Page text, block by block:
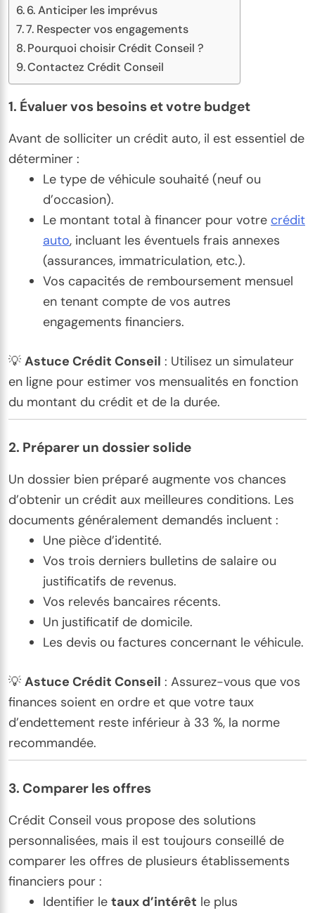
6. Anticiper les imprévus
7. Respecter vos engagements
Pourquoi choisir Crédit Conseil ?
Contactez Crédit Conseil
1. Évaluer vos besoins et votre budget
Avant de solliciter un crédit auto, il est essentiel de
déterminer :
Le type de véhicule souhaité (neuf ou
d’occasion).
Le montant total à financer pour votre crédit
auto, incluant les éventuels frais annexes
(assurances, immatriculation, etc.).
Vos capacités de remboursement mensuel
en tenant compte de vos autres
engagements financiers.
💡 Astuce Crédit Conseil : Utilisez un simulateur
en ligne pour estimer vos mensualités en fonction
du montant du crédit et de la durée.
2. Préparer un dossier solide
Un dossier bien préparé augmente vos chances
d’obtenir un crédit aux meilleures conditions. Les
documents généralement demandés incluent :
Une pièce d’identité.
Vos trois derniers bulletins de salaire ou
justificatifs de revenus.
Vos relevés bancaires récents.
Un justificatif de domicile.
Les devis ou factures concernant le véhicule.
💡 Astuce Crédit Conseil : Assurez-vous que vos
finances soient en ordre et que votre taux
d’endettement reste inférieur à 33 %, la norme
recommandée.
3. Comparer les offres
Crédit Conseil vous propose des solutions
personnalisées, mais il est toujours conseillé de
comparer les offres de plusieurs établissements
financiers pour :
Identifier le taux d’intérêt le plus